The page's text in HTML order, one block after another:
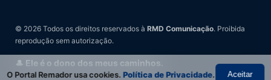
© 2026 Todos os direitos reservados à RMD Comunicação. Proibida
reprodução sem autorização.
🎩 Ele é o dono dos meus caminhos.
O Portal Remador usa cookies.Política de Privacidade. Aceitar